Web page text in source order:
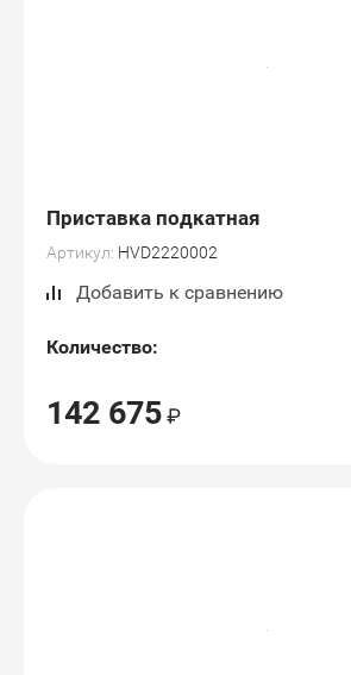
Приставка подкатная
Артикул: HVD2220002
Добавить к сравнению
Количество:
142 675